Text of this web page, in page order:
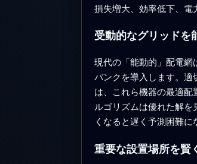
損失増大、効率低下、電
受動的なグリッドを
現代の「能動的」配電網
バンクを導入します。適
は、これら機器の最適
ルゴリズムは優れた解
くなると遅く予測困難に
重要な設置場所を賢